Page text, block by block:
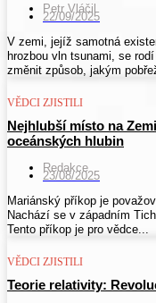
Petr Vláčil
22/09/2025
V zemi, jejíž samotná
hrozbou vln tsunami, se
změnit způsob, jakým
VĚDCI ZJISTILI
Nejhlubší místo na
oceánských hlubin
Redakce
23/08/2025
Mariánský příkop je
Nachází se v západním
Tento příkop je pro vědce...
VĚDCI ZJISTILI
Teorie relativity: